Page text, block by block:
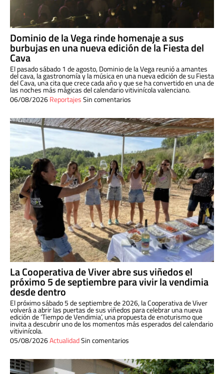
Dominio de la Vega rinde homenaje a sus
burbujas en una nueva edición de la Fiesta del
Cava
El pasado sábado 1 de agosto, Dominio de la Vega reunió a amantes
del cava, la gastronomía y la música en una nueva edición de su Fiesta
del Cava, una cita que crece cada año y que se ha convertido en una de
las noches más mágicas del calendario vitivinícola valenciano.
06/08/2026ReportajesSin comentarios
La Cooperativa de Viver abre sus viñedos el
próximo 5 de septiembre para vivir la vendimia
desde dentro
El próximo sábado 5 de septiembre de 2026, la Cooperativa de Viver
volverá a abrir las puertas de sus viñedos para celebrar una nueva
edición de ‘Tiempo de Vendimia’, una propuesta de enoturismo que
invita a descubrir uno de los momentos más esperados del calendario
vitivinícola.
05/08/2026ActualidadSin comentarios